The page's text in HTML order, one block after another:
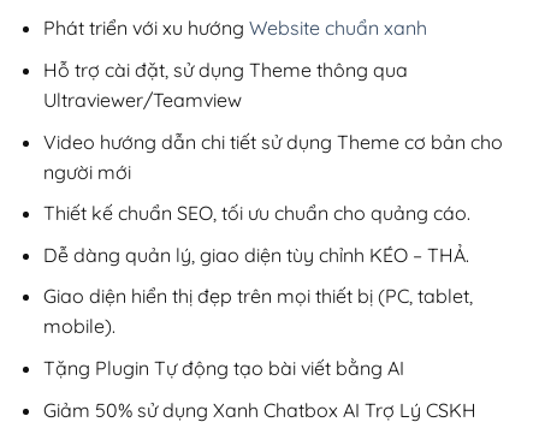
Phát triển với xu hướng Website chuẩn xanh
Hỗ trợ cài đặt, sử dụng Theme thông qua
Ultraviewer/Teamview
Video hướng dẫn chi tiết sử dụng Theme cơ bản cho
người mới
Thiết kế chuẩn SEO, tối ưu chuẩn cho quảng cáo.
Dễ dàng quản lý, giao diện tùy chỉnh KÉO – THẢ.
Giao diện hiển thị đẹp trên mọi thiết bị (PC, tablet,
mobile).
Tặng Plugin Tự động tạo bài viết bằng AI
Giảm 50% sử dụng Xanh Chatbox AI Trợ Lý CSKH